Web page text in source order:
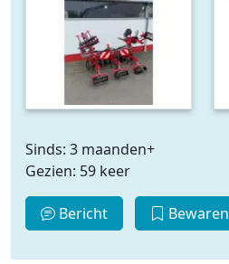
Sinds: 3 maanden+
Gezien: 59 keer
Bericht Bewaren